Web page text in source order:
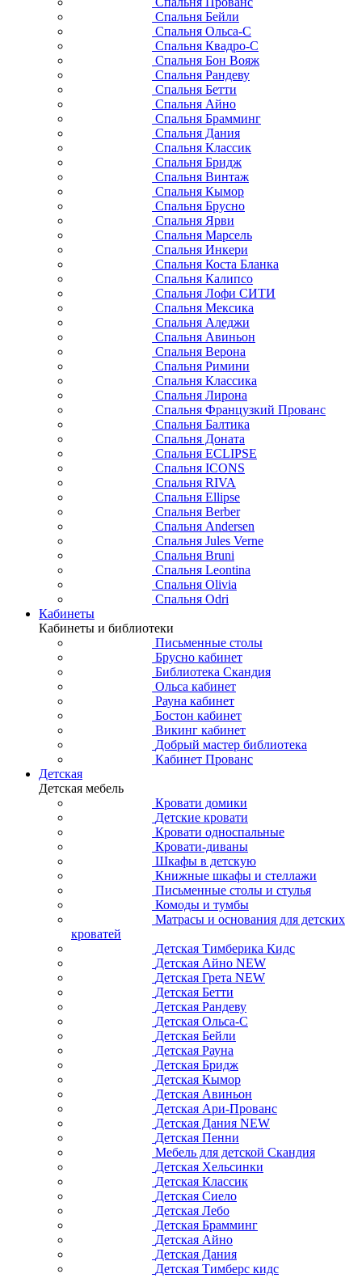
Спальня Бейли
Спальня Ольса-С
Спальня Квадро-С
Спальня Бон Вояж
Спальня Рандеву
Спальня Бетти
Спальня Айно
Спальня Брамминг
Спальня Дания
Спальня Классик
Спальня Бридж
Спальня Винтаж
Спальня Кымор
Спальня Брусно
Спальня Ярви
Спальня Марсель
Спальня Инкери
Спальня Коста Бланка
Спальня Калипсо
Спальня Лофи СИТИ
Спальня Мексика
Спальня Аледжи
Спальня Авиньон
Спальня Верона
Спальня Римини
Спальня Классика
Спальня Лирона
Спальня Французкий Прованс
Спальня Балтика
Спальня Доната
Спальня ECLIPSE
Спальня ICONS
Спальня RIVA
Спальня Ellipse
Спальня Berber
Спальня Andersen
Спальня Jules Verne
Спальня Bruni
Спальня Leontina
Спальня Olivia
Спальня Odri
Кабинеты
Кабинеты и библиотеки
Письменные столы
Брусно кабинет
Библиотека Скандия
Ольса кабинет
Рауна кабинет
Бостон кабинет
Викинг кабинет
Добрый мастер библиотека
Кабинет Прованс
Детская
Детская мебель
Кровати домики
Детские кровати
Кровати односпальные
Кровати-диваны
Шкафы в детскую
Книжные шкафы и стеллажи
Письменные столы и стулья
Комоды и тумбы
Матрасы и основания для детских
кроватей
Детская Тимберика Кидс
Детская Айно NEW
Детская Грета NEW
Детская Бетти
Детская Рандеву
Детская Ольса-С
Детская Бейли
Детская Рауна
Детская Бридж
Детская Кымор
Детская Авиньон
Детская Ари-Прованс
Детская Дания NEW
Детская Пенни
Мебель для детской Скандия
Детская Хельсинки
Детская Классик
Детская Сиело
Детская Лебо
Детская Брамминг
Детская Айно
Детская Дания
Детская Тимберс кидс